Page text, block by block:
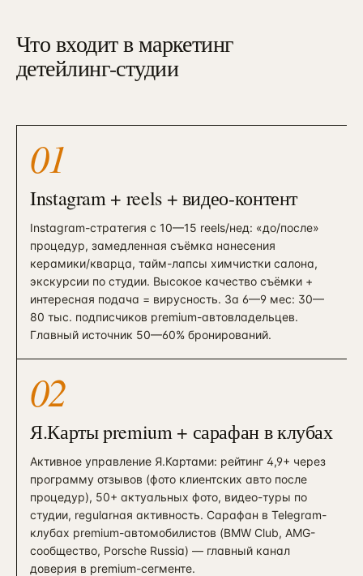
Что входит в маркетинг
детейлинг-студии
01
Instagram + reels + видео-контент
Instagram-стратегия с 10—15 reels/нед: «до/после»
процедур, замедленная съёмка нанесения
керамики/кварца, тайм-лапсы химчистки салона,
экскурсии по студии. Высокое качество съёмки +
интересная подача = вирусность. За 6—9 мес: 30—
80 тыс. подписчиков premium-автовладельцев.
Главный источник 50—60% бронирований.
02
Я.Карты premium + сарафан в клубах
Активное управление Я.Картами: рейтинг 4,9+ через
программу отзывов (фото клиентских авто после
процедур), 50+ актуальных фото, видео-туры по
студии, regularная активность. Сарафан в Telegram-
клубах premium-автомобилистов (BMW Club, AMG-
сообщество, Porsche Russia) — главный канал
доверия в premium-сегменте.